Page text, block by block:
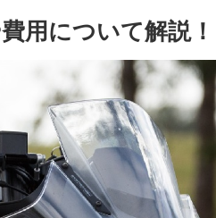
用について解説！